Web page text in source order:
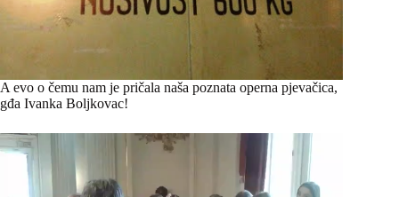
A evo o čemu nam je pričala naša poznata operna pjevačica,
gđa Ivanka Boljkovac!